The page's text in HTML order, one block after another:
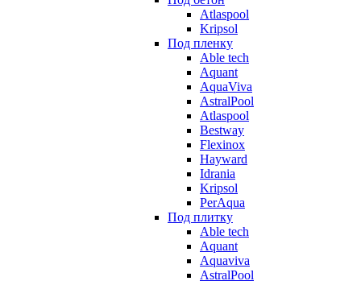
Atlaspool
Kripsol
Под пленку
Able tech
Aquant
AquaViva
AstralPool
Atlaspool
Bestway
Flexinox
Hayward
Idrania
Kripsol
PerAqua
Под плитку
Able tech
Aquant
Aquaviva
AstralPool